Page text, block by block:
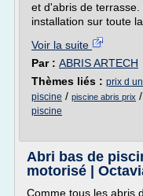
et d'abris de terrasse.
installation sur toute
Voir la suite
Par : ABRIS ARTECH
Thèmes liés : prix d
piscine / piscine abris prix /
piscine
Abri bas de
motorisé |
Comme tous les abris